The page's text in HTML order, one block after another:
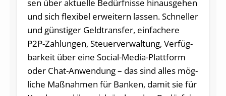
sen über ak­tu­el­le Be­dürf­nis­se hin­aus­ge­hen
und sich fle­xi­bel er­wei­tern las­sen. Schnel­ler
und güns­ti­ger Geld­trans­fer, ein­fa­che­re
P2P-Zah­lun­gen, Steu­er­ver­wal­tung, Ver­füg­
bar­keit über ei­ne So­ci­al-Me­dia-Platt­form
oder Chat-An­wen­dung ­– das sind al­les mög­
li­che Maß­nah­men für Ban­ken, da­mit sie für